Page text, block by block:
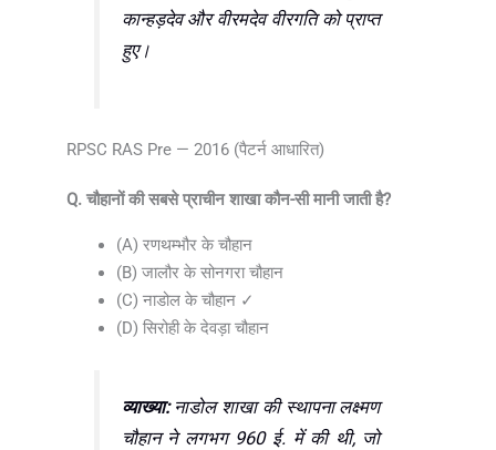
कान्हड़देव और वीरमदेव वीरगति को प्राप्त
हुए।
RPSC RAS Pre — 2016 (पैटर्न आधारित)
Q. चौहानों की सबसे प्राचीन शाखा कौन-सी मानी जाती है?
(A) रणथम्भौर के चौहान
(B) जालौर के सोनगरा चौहान
(C) नाडोल के चौहान ✓
(D) सिरोही के देवड़ा चौहान
व्याख्या:नाडोल शाखा की स्थापना लक्ष्मण
चौहान ने लगभग 960 ई. में की थी, जो